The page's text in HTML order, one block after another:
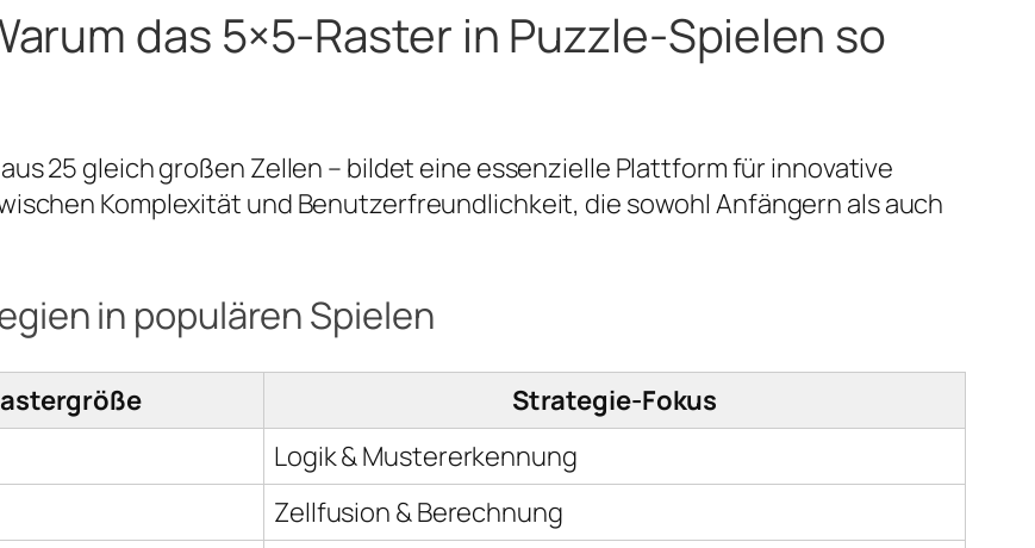
das 5×5-Raster in Puzzle-Spielen so
25 gleich großen Zellen – bildet eine essenzielle Plattform für innovative
Komplexität und Benutzerfreundlichkeit, die sowohl Anfängern als auch
in populären Spielen
Strategie-Fokus
Logik & Mustererkennung
Zellfusion & Berechnung